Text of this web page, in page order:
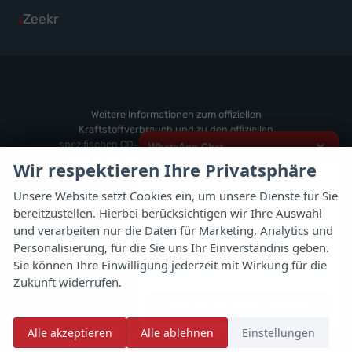
WhatsApp Chat ×
ich interessiere mich für das oben
genannte Fahrzeug und freue mich
über Eure Kontaktaufnahme.
Viele Grüße
anzeigen
Volvo
Fahrzeuge
Zeekr
Alle
Weitere Informationen zum offiziellen
Kraftstoffverbrauch und zu den offiziellen
spezifischen CO2-Emissionen und gegebenenfalls
'Leitfaden über den offiziellen Kraftstoffverbrauch,
die offiziellen spezifischen CO
-Emissionen und
den offiziellen Stromverbrauch neuer PKW'
entnommen werden, der an allen Verkaufsstellen
und bei der 'Deutschen Automobil Treuhand
GmbH' unentgeltlich erhältlich ist unter
www.dat.de.
© 2026Autoflex 24 GmbH
Wir respektieren Ihre Privatsphäre
Unsere Website setzt Cookies ein, um unsere Dienste für Sie
bereitzustellen. Hierbei berücksichtigen wir Ihre Auswahl
und verarbeiten nur die Daten für Marketing, Analytics und
Personalisierung, für die Sie uns Ihr Einverständnis geben.
Sie können Ihre Einwilligung jederzeit mit Wirkung für die
Zukunft widerrufen.
Alle akzeptieren Alle ablehnen Einstellungen